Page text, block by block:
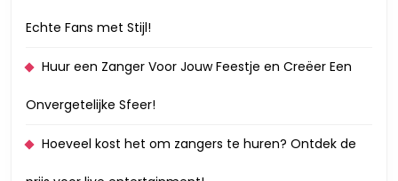
Echte Fans met Stijl!
Huur een Zanger Voor Jouw Feestje en Creëer Een
Onvergetelijke Sfeer!
Hoeveel kost het om zangers te huren? Ontdek de